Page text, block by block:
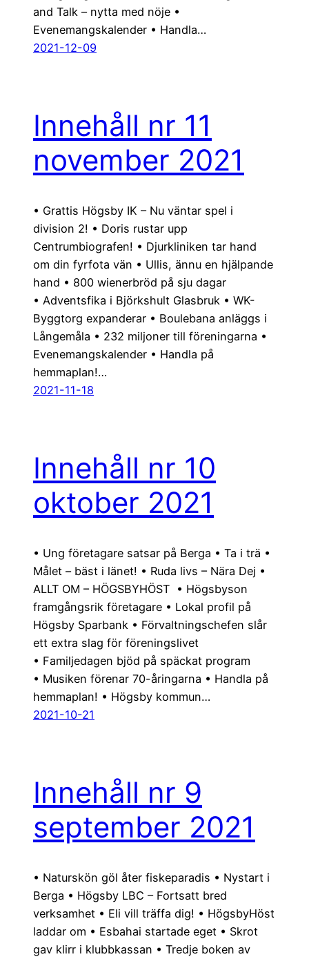
and Talk – nytta med nöje •
Evenemangskalender • Handla…
2021-12-09
Innehåll nr 11
november 2021
• Grattis Högsby IK – Nu väntar spel i
division 2! • Doris rustar upp
Centrumbiografen! • Djurkliniken tar hand
om din fyrfota vän • Ullis, ännu en hjälpande
hand • 800 wienerbröd på sju dagar
• Adventsfika i Björkshult Glasbruk • WK-
Byggtorg expanderar • Boulebana anläggs i
Långemåla • 232 miljoner till föreningarna •
Evenemangskalender • Handla på
hemmaplan!…
2021-11-18
Innehåll nr 10
oktober 2021
• Ung företagare satsar på Berga • Ta i trä •
Målet – bäst i länet! • Ruda livs – Nära Dej •
ALLT OM – HÖGSBYHÖST • Högsbyson
framgångsrik företagare • Lokal profil på
Högsby Sparbank • Förvaltningschefen slår
ett extra slag för föreningslivet
• Familjedagen bjöd på späckat program
• Musiken förenar 70-åringarna • Handla på
hemmaplan! • Högsby kommun…
2021-10-21
Innehåll nr 9
september 2021
• Naturskön göl åter fiskeparadis • Nystart i
Berga • Högsby LBC – Fortsatt bred
verksamhet • Eli vill träffa dig! • HögsbyHöst
laddar om • Esbahai startade eget • Skrot
gav klirr i klubbkassan • Tredje boken av